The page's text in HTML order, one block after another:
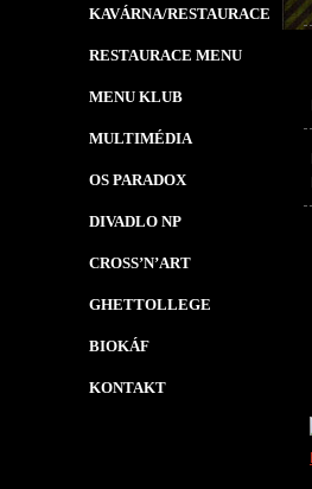
KAVÁRNA/RESTAURACE
RESTAURACE MENU
MENU KLUB
MULTIMÉDIA
OS PARADOX
DIVADLO NP
CROSS’N’ART
GHETTOLLEGE
BIOKÁF
KONTAKT